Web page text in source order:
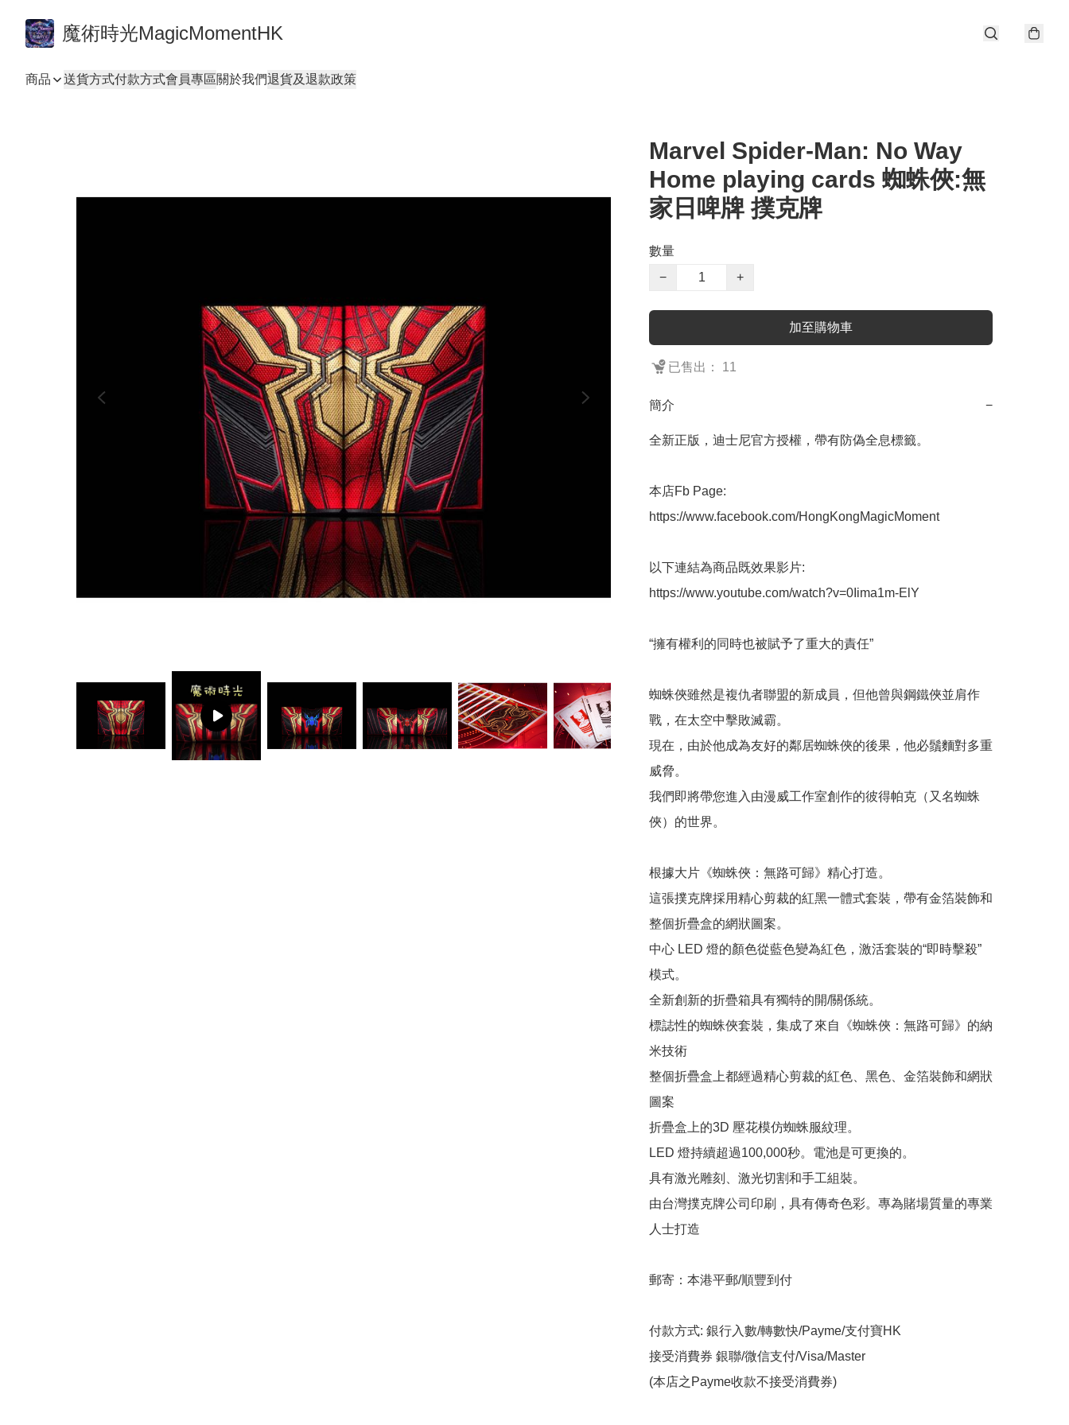
魔術時光MagicMomentHK
商品 送貨方式付款方式會員專區關於我們退貨及退款政策
Marvel Spider-Man: No Way
Home playing cards 蜘蛛俠:無
家日啤牌 撲克牌
數量
−
+
加至購物車
已售出： 11
簡介 −
全新正版，迪士尼官方授權，帶有防偽全息標籤。
本店Fb Page:
https://www.facebook.com/HongKongMagicMoment
以下連結為商品既效果影片:
https://www.youtube.com/watch?v=0Iima1m-ElY
“擁有權利的同時也被賦予了重大的責任”
蜘蛛俠雖然是複仇者聯盟的新成員，但他曾與鋼鐵俠並肩作
戰，在太空中擊敗滅霸。
現在，由於他成為友好的鄰居蜘蛛俠的後果，他必鬚麵對多重
威脅。
我們即將帶您進入由漫威工作室創作的彼得帕克（又名蜘蛛
俠）的世界。
根據大片《蜘蛛俠：無路可歸》精心打造。
這張撲克牌採用精心剪裁的紅黑一體式套裝，帶有金箔裝飾和
整個折疊盒的網狀圖案。
中心 LED 燈的顏色從藍色變為紅色，激活套裝的“即時擊殺”
模式。
全新創新的折疊箱具有獨特的開/關係統。
標誌性的蜘蛛俠套裝，集成了來自《蜘蛛俠：無路可歸》的納
米技術
整個折疊盒上都經過精心剪裁的紅色、黑色、金箔裝飾和網狀
圖案
折疊盒上的3D 壓花模仿蜘蛛服紋理。
LED 燈持續超過100,000秒。電池是可更換的。
具有激光雕刻、激光切割和手工組裝。
由台灣撲克牌公司印刷，具有傳奇色彩。專為賭場質量的專業
人士打造
郵寄：本港平郵/順豐到付
付款方式: 銀行入數/轉數快/Payme/支付寶HK
接受消費券 銀聯/微信支付/Visa/Master
(本店之Payme收款不接受消費券)